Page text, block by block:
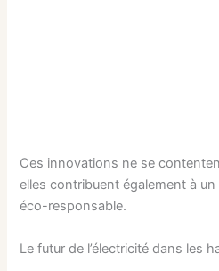
Ces innovations ne se
elles contribuent également à
éco-responsable.
Le futur de l’électricité dans les